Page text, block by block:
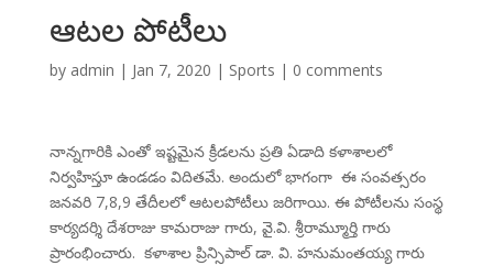
ఆటల పోటీలు
by admin | Jan 7, 2020 | Sports | 0 comments
నాన్నగారికి ఎంతో ఇష్టమైన క్రీడలను ప్రతి ఏడాది కళాశాలలో
నిర్వహిస్తూ ఉండడం విదితమే. అందులో భాగంగా ఈ సంవత్సరం
జనవరి 7,8,9 తేదీలలో ఆటలపోటీలు జరిగాయి. ఈ పోటీలను సంస్థ
కార్యదర్శి దేశరాజు కామరాజు గారు, వై.వి. శ్రీరామ్మూర్తి గారు
ప్రారంభించారు. కళాశాల ప్రిన్సిపాల్ డా. వి. హనుమంతయ్య గారు